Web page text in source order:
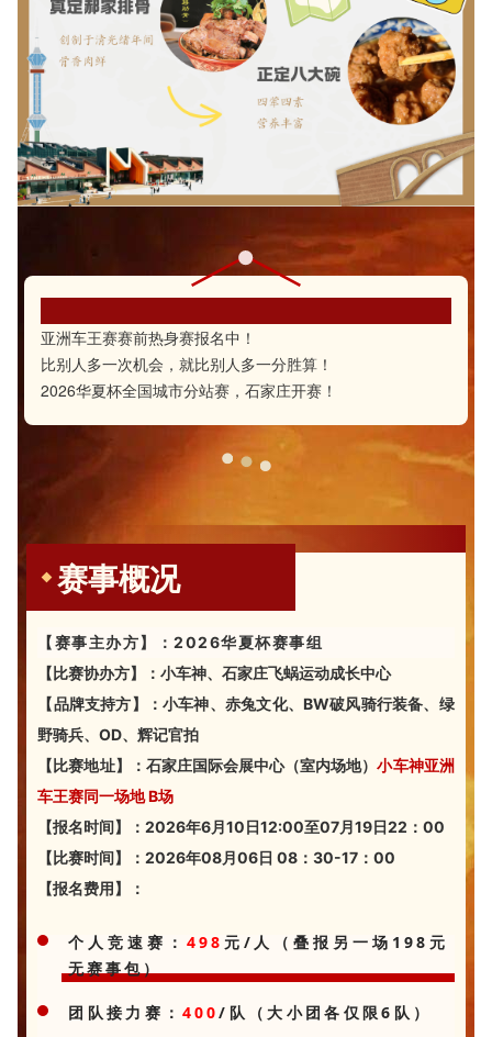
亚洲车王赛赛前热身赛报名中！
比别人多一次机会，就比别人多一分胜算！
2026华夏杯全国城市分站赛，石家庄开赛！
赛事概况
【赛事主办方】：2026华夏杯赛事组
【比赛协办方】：小车神、石家庄飞蜗运动成长中心
【品牌支持方】：小车神、赤兔文化、BW破风骑行装备、绿
野骑兵、OD、辉记官拍
【比赛地址】： 石家庄国际会展中心（室内场地）小车神亚洲
车王赛同一场地 B场
【报名时间】：2026年6月10日12:00至07月19日22：00
【比赛时间】：2026年08月06日 08：30-17：00
【报名费用】：
个人竞速赛： 498 元/人（叠报另一场198元
无赛事包）
团队接力赛：400/队（大小团各仅限6队）